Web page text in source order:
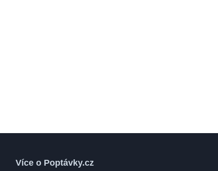
Více o Poptávky.cz